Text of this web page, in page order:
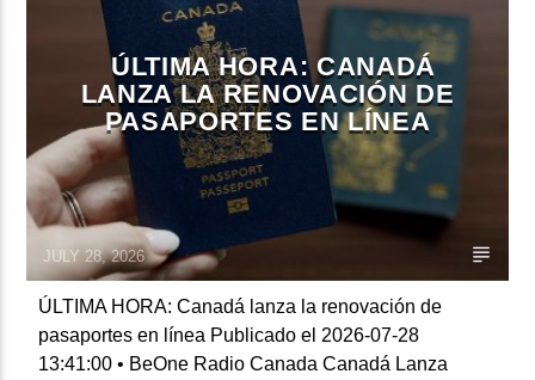
CURRENT SHOW
BALADAS ROMÁNTICAS
4:00 AM 6:00 AM
Beone Radio
ÚLTIMA HORA: CANADÁ
LANZA LA RENOVACIÓN DE
PASAPORTES EN LÍNEA
JULY 28, 2026
ÚLTIMA HORA: Canadá lanza la renovación de
pasaportes en línea Publicado el 2026-07-28
13:41:00 • BeOne Radio Canada Canadá Lanza